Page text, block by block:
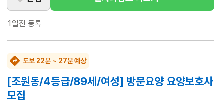
1일전 등록
도보 22분 ~ 27분 예상
[조원동/4등급/89세/여성] 방문요양 요양보호사
모집